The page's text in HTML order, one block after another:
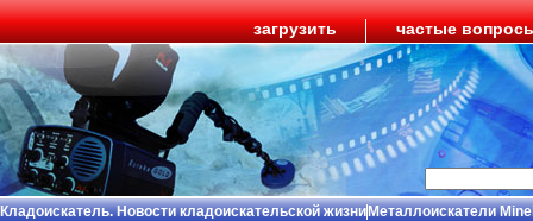
загрузить частые
Кладоискатель. Новости кладоискательской жизниМеталлоискатели